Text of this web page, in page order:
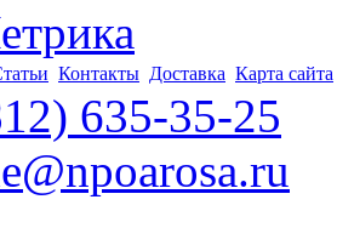
Контакты Доставка Карта сайта
635-35-25